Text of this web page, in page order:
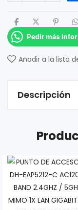
Pedir más
Añadir a la lista
Descripción